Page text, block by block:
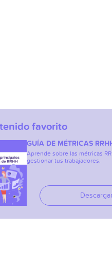
favorito
GUÍA DE MÉTRICAS
Aprende sobre las métricas
gestionar tus trabajadores.